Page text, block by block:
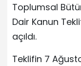
Toplumsal
Dair Kanun
açıldı.
Teklifin 7